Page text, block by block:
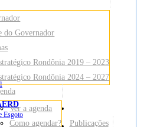
Esgoto
do Governador
Rondônia 2019 – 2023
Rondônia 2024 – 2027
Ver a agenda
Como agendar?
Publicações